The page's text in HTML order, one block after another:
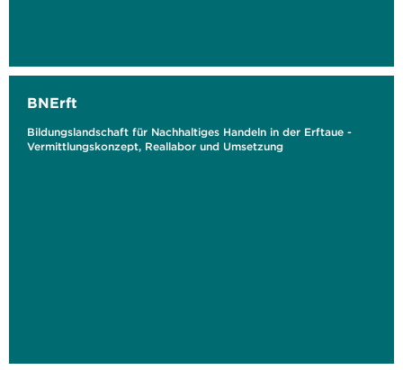
BNErft
Bildungslandschaft für Nachhaltiges Handeln in der Erftaue -
Vermittlungskonzept, Reallabor und Umsetzung